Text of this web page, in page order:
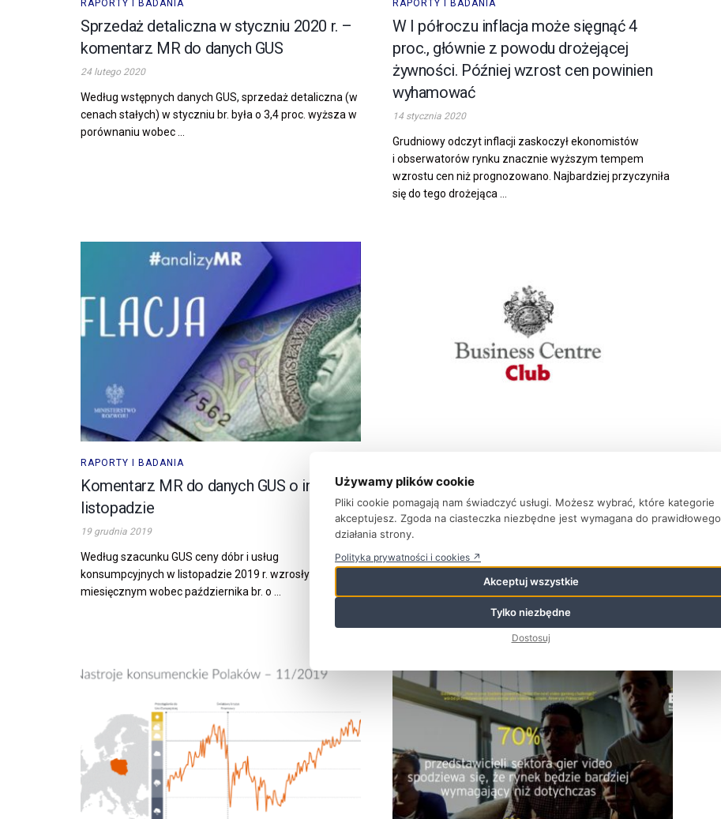
RAPORTY I BADANIA
Sprzedaż detaliczna w styczniu 2020 r. –
komentarz MR do danych GUS
24 lutego 2020
Według wstępnych danych GUS, sprzedaż detaliczna (w
cenach stałych) w styczniu br. była o 3,4 proc. wyższa w
porównaniu wobec ...
RAPORTY I BADANIA
W I półroczu inflacja może sięgnąć 4
proc., głównie z powodu drożejącej
żywności. Później wzrost cen powinien
wyhamować
14 stycznia 2020
Grudniowy odczyt inflacji zaskoczył ekonomistów
i obserwatorów rynku znacznie wyższym tempem
wzrostu cen niż prognozowano. Najbardziej przyczyniła
się do tego drożejąca ...
RAPORTY I BADANIA
Komentarz MR do danych GUS o inflacji w
listopadzie
19 grudnia 2019
Według szacunku GUS ceny dóbr i usług
konsumpcyjnych w listopadzie 2019 r. wzrosły w ujęciu
miesięcznym wobec października br. o ...
Komentarz głównego ekonomisty BCC nt.
danych GUS o wzroście PKB
3 grudnia 2019
W dzisiejszym wydaniu analizy ekonomistów Credit
Agricole, gdzie głównym ekonomistą jest dr Jakub
Borowski, mamy następujący komentarz do danych GUS
Używamy plików cookie
Pliki cookie pomagają nam świadczyć usługi. Możesz wybrać, które kategorie
akceptujesz. Zgoda na ciasteczka niezbędne jest wymagana do prawidłowego
działania strony.
Polityka prywatności i cookies ↗
Akceptuj wszystkie
Tylko niezbędne
Dostosuj